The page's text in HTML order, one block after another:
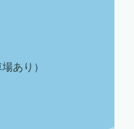
あり）